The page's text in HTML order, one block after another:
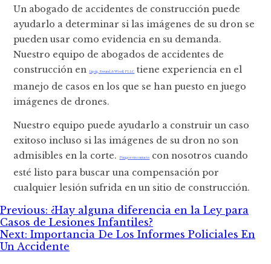
Un abogado de accidentes de construcción puede
ayudarlo a determinar si las imágenes de su dron se
pueden usar como evidencia en su demanda.
Nuestro equipo de abogados de accidentes de
construcción en
Lipsig, Freund, & Wisell, PLLC
tiene experiencia en el
manejo de casos en los que se han puesto en juego
imágenes de drones.
Nuestro equipo puede ayudarlo a construir un caso
exitoso incluso si las imágenes de su dron no son
admisibles en la corte.
Póngase en contacto
con nosotros cuando
esté listo para buscar una compensación por
cualquier lesión sufrida en un sitio de construcción.
Post
navigation
Previous: ¿Hay alguna diferencia en la Ley para
Casos de Lesiones Infantiles?
Next: Importancia De Los Informes Policiales En
Un Accidente